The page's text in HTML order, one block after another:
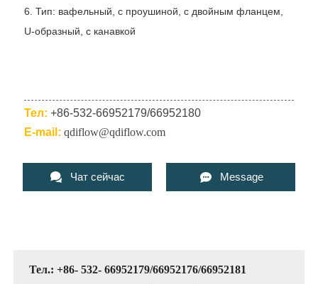
6. Тип: вафельный, с проушиной, с двойным фланцем,
U-образный, с канавкой
Тел:+86-532-66952179/66952180
E-mail: qdiflow@qdiflow.com
 Чат сейчас  Message
Тел.: +86- 532- 66952179/66952176/66952181